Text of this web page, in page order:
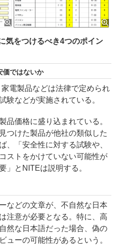
気をつけるべき4つのポイン
価ではないか
電製品などは法律で定められ
験などが実施されている。
価格に盛り込まれている。
つけた製品が他社の類似した
、「安全性に対する試験や、
ストをかけていない可能性が
」とNITEは説明する。
などの文章が、不自然な日本
注意が必要となる。特に、高
然な日本語だった場合、偽の
ューの可能性があるという。